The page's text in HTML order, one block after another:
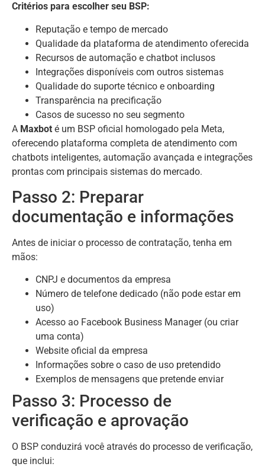
Critérios para escolher seu BSP:
Reputação e tempo de mercado
Qualidade da plataforma de atendimento oferecida
Recursos de automação e chatbot inclusos
Integrações disponíveis com outros sistemas
Qualidade do suporte técnico e onboarding
Transparência na precificação
Casos de sucesso no seu segmento
A Maxbot é um BSP oficial homologado pela Meta,
oferecendo plataforma completa de atendimento com
chatbots inteligentes, automação avançada e integrações
prontas com principais sistemas do mercado.
Passo 2: Preparar
documentação e informações
Antes de iniciar o processo de contratação, tenha em
mãos:
CNPJ e documentos da empresa
Número de telefone dedicado (não pode estar em
uso)
Acesso ao Facebook Business Manager (ou criar
uma conta)
Website oficial da empresa
Informações sobre o caso de uso pretendido
Exemplos de mensagens que pretende enviar
Passo 3: Processo de
verificação e aprovação
O BSP conduzirá você através do processo de verificação,
que inclui: